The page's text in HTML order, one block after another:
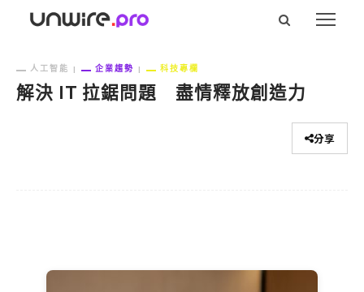
人工智能 企業趨勢 科技專欄
解決 IT 拉鋸問題 盡情釋放創造力
分享